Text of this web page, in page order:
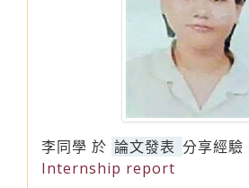
李同學 於 論文發表 分享經驗
Internship report